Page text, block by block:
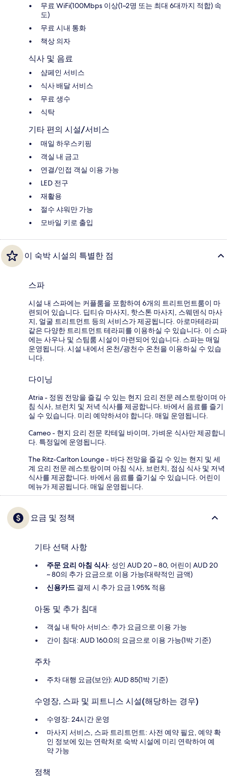
무료 WiFi(100Mbps 이상(1~2명 또는 최대 6대까지 적합) 속
도)
무료 시내 통화
책상 의자
식사 및 음료
샴페인 서비스
식사 배달 서비스
무료 생수
식탁
기타 편의 시설/서비스
매일 하우스키핑
객실 내 금고
연결/인접 객실 이용 가능
LED 전구
재활용
절수 샤워만 가능
모바일 키로 출입
이 숙박 시설의 특별한 점
스파
시설 내 스파에는 커플룸을 포함하여 6개의 트리트먼트룸이 마
련되어 있습니다. 딥티슈 마사지, 핫스톤 마사지, 스웨덴식 마사
지, 얼굴 트리트먼트 등의 서비스가 제공됩니다. 아로마테라피
같은 다양한 트리트먼트 테라피를 이용하실 수 있습니다. 이 스파
에는 사우나 및 스팀룸 시설이 마련되어 있습니다. 스파는 매일
운영됩니다. 시설 내에서 온천/광천수 온천을 이용하실 수 있습
니다.
다이닝
Atria - 정원 전망을 즐길 수 있는 현지 요리 전문 레스토랑이며 아
침 식사, 브런치 및 저녁 식사를 제공합니다. 바에서 음료를 즐기
실 수 있습니다. 미리 예약하셔야 합니다. 매일 운영됩니다.
Cameo - 현지 요리 전문 칵테일 바이며, 가벼운 식사만 제공합니
다. 특정일에 운영됩니다.
The Ritz-Carlton Lounge - 바다 전망을 즐길 수 있는 현지 및 세
계 요리 전문 레스토랑이며 아침 식사, 브런치, 점심 식사 및 저녁
식사를 제공합니다. 바에서 음료를 즐기실 수 있습니다. 어린이
메뉴가 제공됩니다. 매일 운영됩니다.
요금 및 정책
기타 선택 사항
주문 요리 아침 식사: 성인 AUD 20 ~ 80, 어린이 AUD 20
~ 80의 추가 요금으로 이용 가능(대략적인 금액)
신용카드 결제 시 추가 요금 1.95% 적용
아동 및 추가 침대
객실 내 탁아 서비스: 추가 요금으로 이용 가능
간이 침대: AUD 160.0의 요금으로 이용 가능(1박 기준)
주차
주차 대행 요금(보안): AUD 85(1박 기준)
수영장, 스파 및 피트니스 시설(해당하는 경우)
수영장: 24시간 운영
마사지 서비스, 스파 트리트먼트: 사전 예약 필요, 예약 확
인 정보에 있는 연락처로 숙박 시설에 미리 연락하여 예
약 가능
정책